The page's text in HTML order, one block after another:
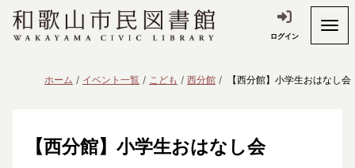
ログイン
ホーム イベント一覧 こども 西分館 【西分館】小学生おはなし会
【西分館】小学生おはなし会